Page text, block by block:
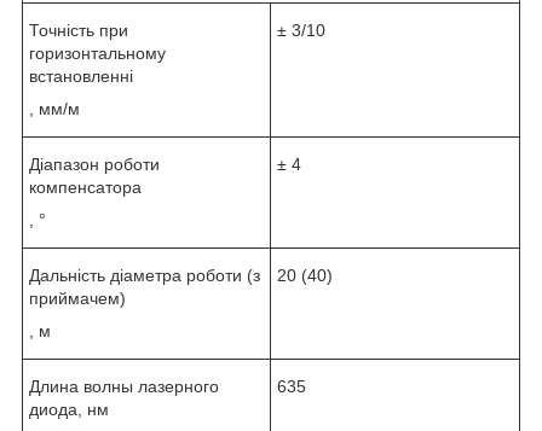
Точність при
горизонтальному
встановленні
, мм/м
± 3/10
Діапазон роботи
компенсатора
, °
± 4
Дальність діаметра роботи (з
приймачем)
, м
20 (40)
Длина волны лазерного
диода, нм
635